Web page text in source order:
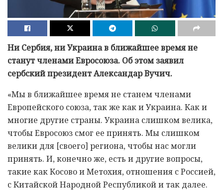
Ни Сербия, ни Украина в ближайшее время не
станут членами Евросоюза. Об этом заявил
сербский президент Александар Вучич.
«Мы в ближайшее время не станем членами
Европейского союза, так же как и Украина. Как и
многие другие страны. Украина слишком велика,
чтобы Евросоюз смог ее принять. Мы слишком
велики для [своего] региона, чтобы нас могли
принять. И, конечно же, есть и другие вопросы,
такие как Косово и Метохия, отношения с Россией,
с Китайской Народной Республикой и так далее.